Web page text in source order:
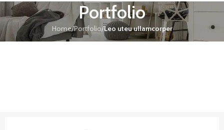
Portfolio
Home/Portfolio/Leo uteu ullamcorper